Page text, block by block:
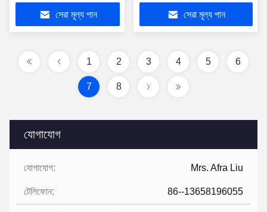
যোগাযোগ
যোগাযোগ: Mrs. Afra Liu
টেলিফোন: 86--13658196055
সেরা মূল্য পান সেরা মূল্য পান
1 2 3 4 5 6
7 8